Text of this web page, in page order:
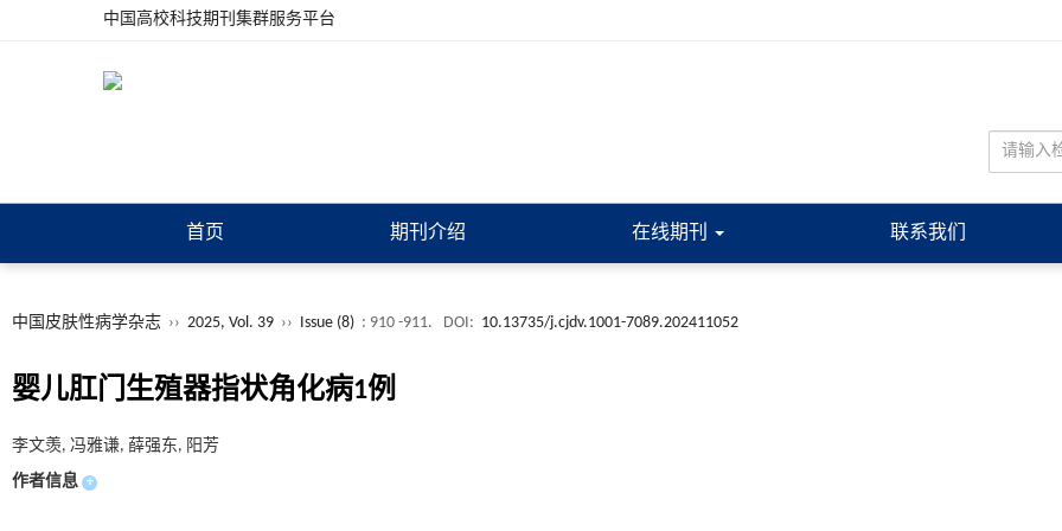
中国高校科技期刊集群服务平台
首页 期刊介绍 在线期刊 联系我们
中国皮肤性病学杂志 ›› 2025, Vol. 39 ›› Issue (8) : 910 -911. DOI: 10.13735/j.cjdv.1001-7089.202411052
婴儿肛门生殖器指状角化病1例
李文羡, 冯雅谦, 薛强东, 阳芳
作者信息 +